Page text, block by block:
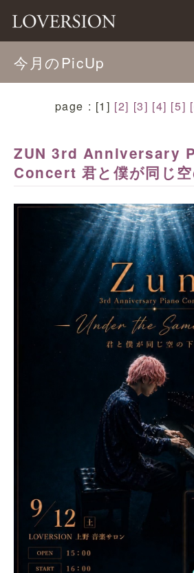
今月のPicUp
page : [1] [2] [3] [4] [5]
ZUN 3rd Anniversary
Concert 君と僕が同じ